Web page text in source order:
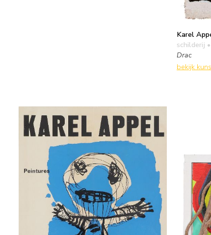
Karel
schilderij
Drac
bekijk